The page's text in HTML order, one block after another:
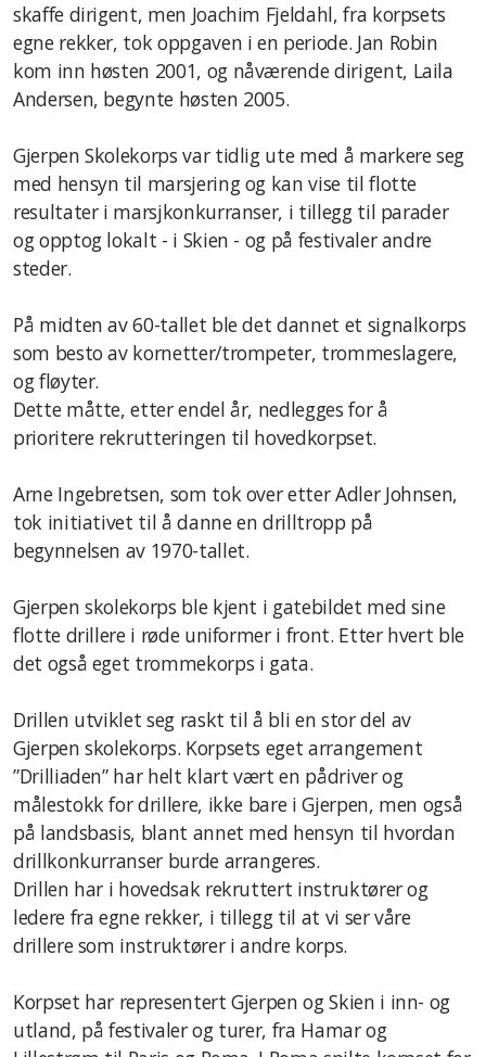
skaffe dirigent, men Joachim Fjeldahl, fra korpsets
egne rekker, tok oppgaven i en periode. Jan Robin
kom inn høsten 2001, og nåværende dirigent, Laila
Andersen, begynte høsten 2005.
Gjerpen Skolekorps var tidlig ute med å markere seg
med hensyn til marsjering og kan vise til flotte
resultater i marsjkonkurranser, i tillegg til parader
og opptog lokalt - i Skien - og på festivaler andre
steder.
På midten av 60-tallet ble det dannet et signalkorps
som besto av kornetter/trompeter, trommeslagere,
og fløyter.
Dette måtte, etter endel år, nedlegges for å
prioritere rekrutteringen til hovedkorpset.
Arne Ingebretsen, som tok over etter Adler Johnsen,
tok initiativet til å danne en drilltropp på
begynnelsen av 1970-tallet.
Gjerpen skolekorps ble kjent i gatebildet med sine
flotte drillere i røde uniformer i front. Etter hvert ble
det også eget trommekorps i gata.
Drillen utviklet seg raskt til å bli en stor del av
Gjerpen skolekorps. Korpsets eget arrangement
”Drilliaden” har helt klart vært en pådriver og
målestokk for drillere, ikke bare i Gjerpen, men også
på landsbasis, blant annet med hensyn til hvordan
drillkonkurranser burde arrangeres.
Drillen har i hovedsak rekruttert instruktører og
ledere fra egne rekker, i tillegg til at vi ser våre
drillere som instruktører i andre korps.
Korpset har representert Gjerpen og Skien i inn- og
utland, på festivaler og turer, fra Hamar og